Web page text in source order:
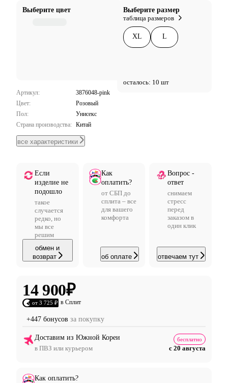
Выберите цвет
Выберите размер
таблица размеров
XL L
осталось: 10 шт
Артикул:
3876048-pink
Цвет:
Розовый
Пол:
Унисекс
Страна производства: Китай
все характеристики
Если
изделие не
подошло
такое
случается
редко, но
мы все
решим
обмен и
возврат
Как
оплатить?
от СБП до
сплита – все
для вашего
комфорта
об оплате
Вопрос -
ответ
снимаем
стресс
перед
заказом в
один клик
отвечаем тут
14 900₽
от 3 725 ₽ в Сплит
+447 бонусов за покупку
Доставим из Южной Кореи
в ПВЗ или курьером
бесплатно
с 20 августа
Как оплатить?